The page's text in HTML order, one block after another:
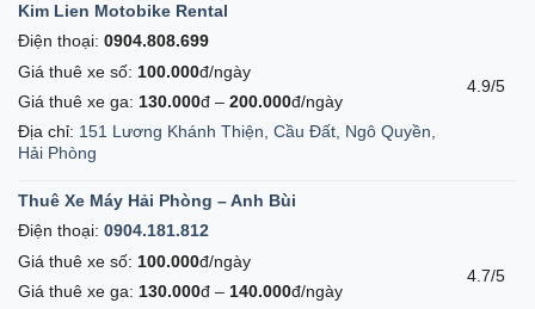
Kim Lien Motobike Rental
Điện thoại: 0904.808.699
Giá thuê xe số: 100.000đ/ngày
Giá thuê xe ga: 130.000đ – 200.000đ/ngày
Địa chỉ: 151 Lương Khánh Thiện, Cầu Đất, Ngô Quyền,
Hải Phòng
4.9/5
Thuê Xe Máy Hải Phòng – Anh Bùi
Điện thoại: 0904.181.812
Giá thuê xe số: 100.000đ/ngày
Giá thuê xe ga: 130.000đ – 140.000đ/ngày
4.7/5